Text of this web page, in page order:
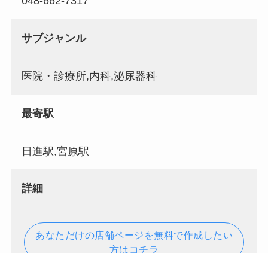
サブジャンル
医院・診療所,内科,泌尿器科
最寄駅
日進駅,宮原駅
詳細
あなただけの店舗ページを無料で作成したい
方はコチラ